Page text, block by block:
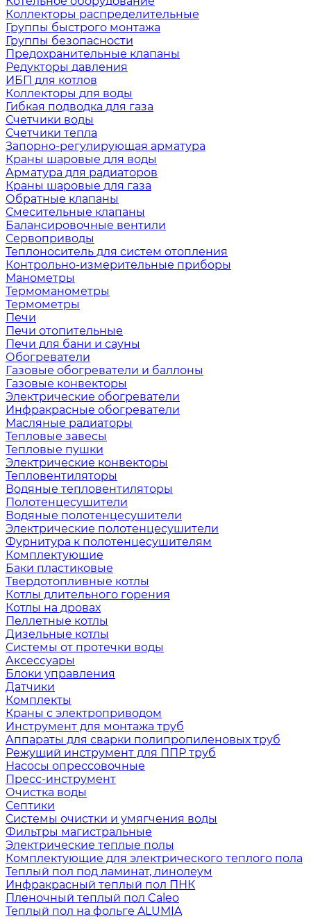
Коллекторы распределительные
Группы быстрого монтажа
Группы безопасности
Предохранительные клапаны
Редукторы давления
ИБП для котлов
Коллекторы для воды
Гибкая подводка для газа
Счетчики воды
Счетчики тепла
Запорно-регулирующая арматура
Краны шаровые для воды
Арматура для радиаторов
Краны шаровые для газа
Обратные клапаны
Смесительные клапаны
Балансировочные вентили
Сервоприводы
Теплоноситель для систем отопления
Контрольно-измерительные приборы
Манометры
Термоманометры
Термометры
Печи
Печи отопительные
Печи для бани и сауны
Обогреватели
Газовые обогреватели и баллоны
Газовые конвекторы
Электрические обогреватели
Инфракрасные обогреватели
Масляные радиаторы
Тепловые завесы
Тепловые пушки
Электрические конвекторы
Тепловентиляторы
Водяные тепловентиляторы
Полотенцесушители
Водяные полотенцесушители
Электрические полотенцесушители
Фурнитура к полотенцесушителям
Комплектующие
Баки пластиковые
Твердотопливные котлы
Котлы длительного горения
Котлы на дровах
Пеллетные котлы
Дизельные котлы
Системы от протечки воды
Аксессуары
Блоки управления
Датчики
Комплекты
Краны с электроприводом
Инструмент для монтажа труб
Аппараты для сварки полипропиленовых труб
Режущий инструмент для ППР труб
Насосы опрессовочные
Пресс-инструмент
Очистка воды
Септики
Системы очистки и умягчения воды
Фильтры магистральные
Электрические теплые полы
Комплектующие для электрического теплого пола
Теплый пол под ламинат, линолеум
Инфракрасный теплый пол ПНК
Пленочный теплый пол Caleo
Теплый пол на фольге ALUMIA